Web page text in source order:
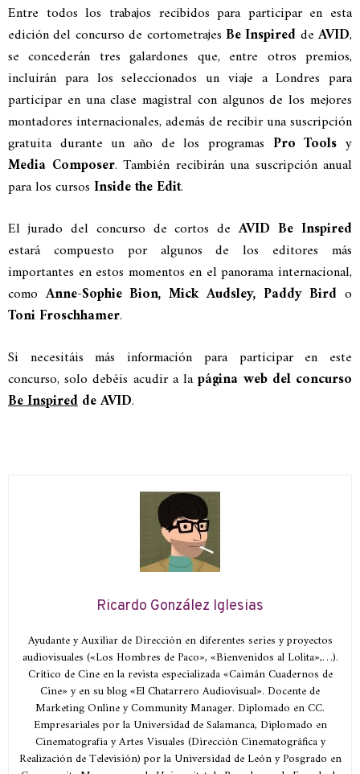
Entre todos los trabajos recibidos para participar en esta
edición del concurso de cortometrajes Be Inspired deAVID,
se concederán tres galardones que, entre otros premios,
incluirán para los seleccionados un viaje a Londres para
participar en una clase magistral con algunos de los mejores
montadores internacionales, además de recibir una suscripción
gratuita durante un año de los programas Pro Tools y
Media Composer. También recibirán una suscripción anual
para los cursos Inside the Edit.
El jurado del concurso de cortos deAVID Be Inspired
estará compuesto por algunos de los editores más
importantes en estos momentos en el panorama internacional,
comoAnne-Sophie Bion, Mick Audsley, Paddy Birdo
Toni Froschhamer.
Si necesitáis más información para participar en este
concurso, solo debéis acudir a lapágina web del concurso
Be Inspired de AVID.
Ricardo González Iglesias
Ayudante y Auxiliar de Dirección en diferentes series y proyectos
audiovisuales («Los Hombres de Paco», «Bienvenidos al Lolita»,…).
Crítico de Cine en la revista especializada «Caimán Cuadernos de
Cine» y en su blog «El Chatarrero Audiovisual». Docente de
Marketing Online y Community Manager. Diplomado en CC.
Empresariales por la Universidad de Salamanca, Diplomado en
Cinematografía y Artes Visuales (Dirección Cinematográfica y
Realización de Televisión) por la Universidad de León y Posgrado en